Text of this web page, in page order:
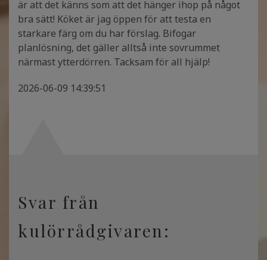
är att det känns som att det hänger ihop på något
bra sätt! Köket är jag öppen för att testa en
starkare färg om du har förslag. Bifogar
planlösning, det gäller alltså inte sovrummet
närmast ytterdörren. Tacksam för all hjälp!
2026-06-09 14:39:51
Svar från
kulörrådgivaren: